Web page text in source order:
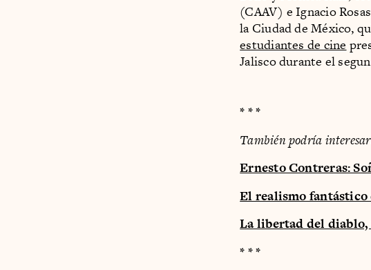
(CAAV) e Ignacio
la Ciudad de México,
estudiantes de cine
Jalisco durante el
* * *
También podría
Ernesto Contreras:
El realismo fantástico
La libertad del
* * *